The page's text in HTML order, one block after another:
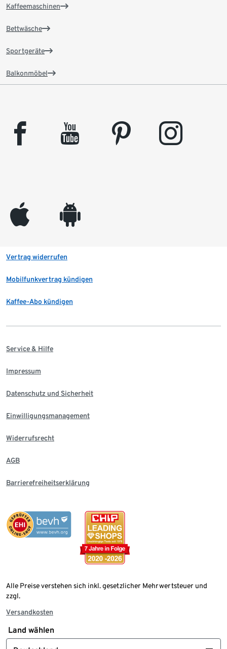
Kaffeemaschinen
Bettwäsche
Sportgeräte
Balkonmöbel
facebook youtube pinterest instagram
appleinc android
Vertrag widerrufen
Mobilfunkvertrag kündigen
Kaffee-Abo kündigen
Service & Hilfe
Impressum
Datenschutz und Sicherheit
Einwilligungsmanagement
Widerrufsrecht
AGB
Barrierefreiheitserklärung
Alle Preise verstehen sich inkl. gesetzlicher Mehrwertsteuer und
zzgl.
Versandkosten
Land wählen